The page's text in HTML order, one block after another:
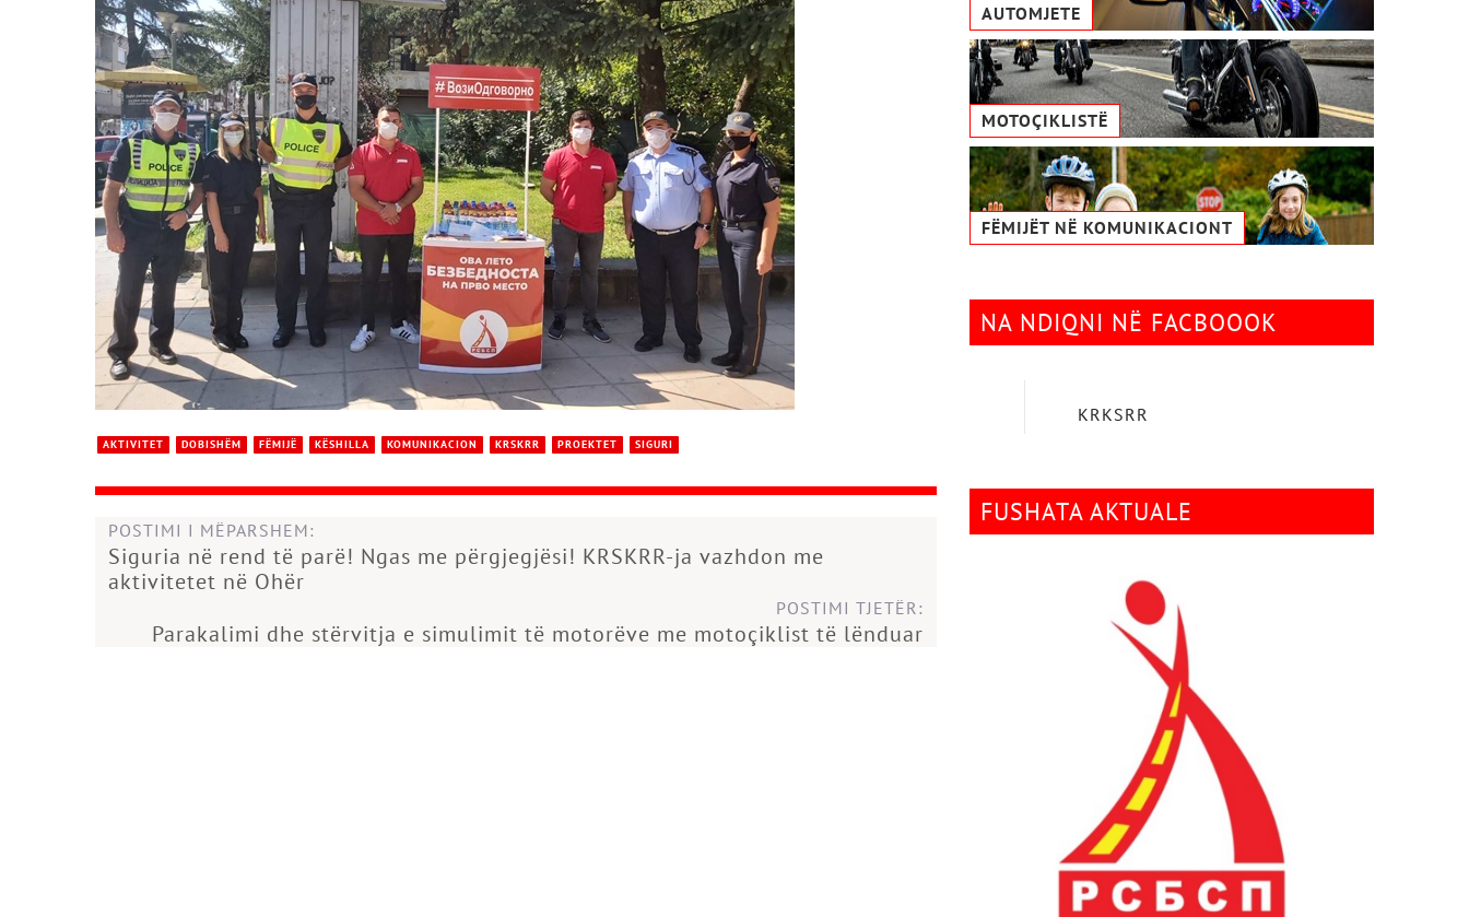
AKTIVITET DOBISHËM FËMIJË KËSHILLA KOMUNIKACION KRSKRR PROEKTET SIGURI
POSTIMI I MËPARSHEM:
Siguria në rend të parë! Ngas me përgjegjësi! KRSKRR-ja vazhdon me
aktivitetet në Ohër
POSTIMI TJETËR:
Parakalimi dhe stërvitja e simulimit të motorëve me motoçiklist të lënduar
AUTOMJETE
MOTOÇIKLISTË
FËMIJËT NË KOMUNIKACIONТ
NA NDIQNI NË FACBOOOK
KRKSRR
FUSHATA AKTUALE